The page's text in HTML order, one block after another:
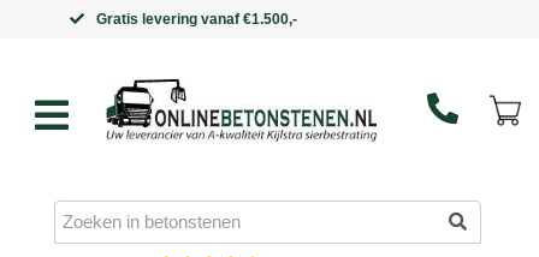
Binnen 5 werkdagen in huis